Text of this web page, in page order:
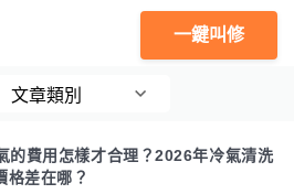
一鍵叫修
文章類別
的費用怎樣才合理？2026年冷氣清洗
格差在哪？